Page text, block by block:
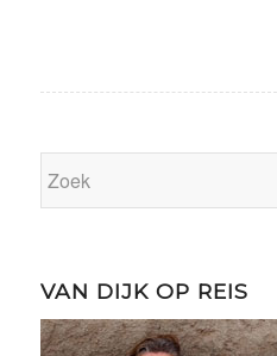
VAN DIJK OP REIS